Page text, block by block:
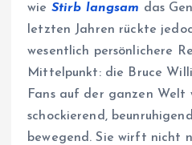
wie Stirb langsam das
letzten Jahren rückte
wesentlich persönlichere
Mittelpunkt: die Bruce
Fans auf der ganzen Welt
schockierend,
bewegend. Sie wirft nicht